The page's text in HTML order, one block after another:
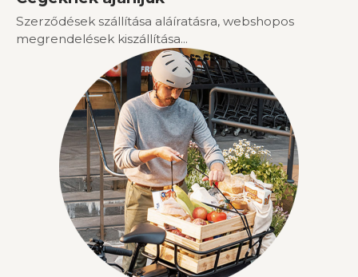
Szerződések szállítása aláíratásra, webshopos
megrendelések kiszállítása...